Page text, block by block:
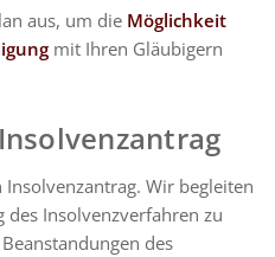
aus, um die Möglichkeit
mit Ihren Gläubigern
Wir begleiten
Insolvenzverfahren zu
des